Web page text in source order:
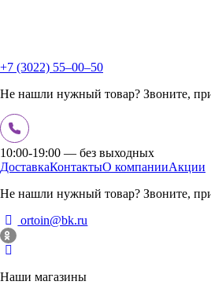
+7 (3022) 55‒00‒50
Не нашли нужный товар? Звоните,
10:00-19:00 — без выходных
ДоставкаКонтактыО компанииАкции
Не нашли нужный товар? Звоните,
ortoin@bk.ru
Наши магазины